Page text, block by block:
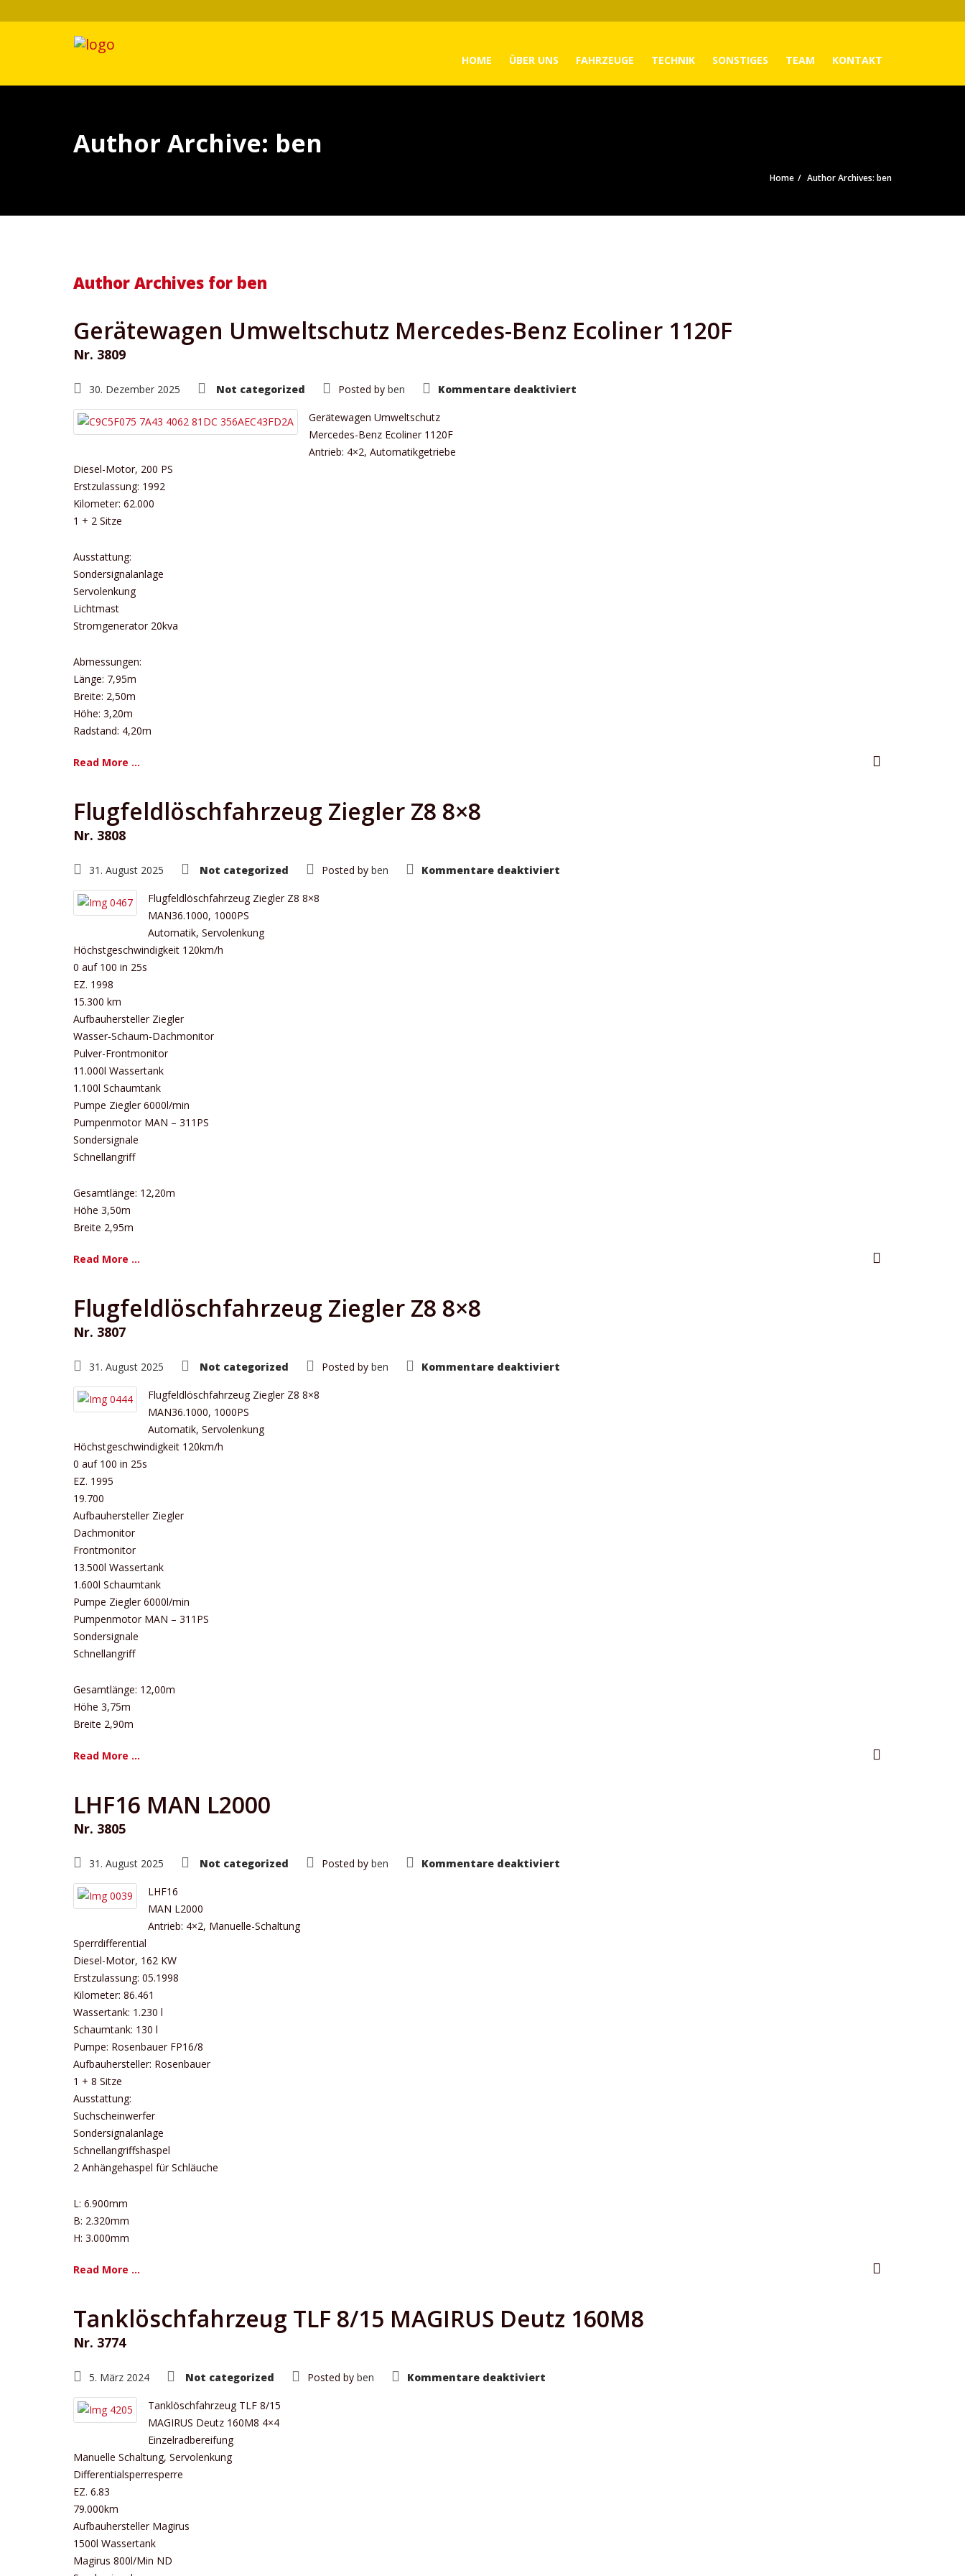
HOME ÜBER UNS FAHRZEUGE TECHNIK SONSTIGES TEAM KONTAKT
Author Archive: ben
Home Author Archives: ben
Author Archives for ben
Gerätewagen Umweltschutz Mercedes-Benz Ecoliner 1120F
Nr. 3809
30. Dezember 2025 Not categorized Posted by ben Kommentare deaktiviert
Gerätewagen Umweltschutz
Mercedes-Benz Ecoliner 1120F
Antrieb: 4×2, Automatikgetriebe
Diesel-Motor, 200 PS
Erstzulassung: 1992
Kilometer: 62.000
1 + 2 Sitze
Ausstattung:
Sondersignalanlage
Servolenkung
Lichtmast
Stromgenerator 20kva
Abmessungen:
Länge: 7,95m
Breite: 2,50m
Höhe: 3,20m
Radstand: 4,20m
Read More ...
Flugfeldlöschfahrzeug Ziegler Z8 8×8
Nr. 3808
31. August 2025 Not categorized Posted by ben Kommentare deaktiviert
Flugfeldlöschfahrzeug Ziegler Z8 8×8
MAN36.1000, 1000PS
Automatik, Servolenkung
Höchstgeschwindigkeit 120km/h
0 auf 100 in 25s
EZ. 1998
15.300 km
Aufbauhersteller Ziegler
Wasser-Schaum-Dachmonitor
Pulver-Frontmonitor
11.000l Wassertank
1.100l Schaumtank
Pumpe Ziegler 6000l/min
Pumpenmotor MAN – 311PS
Sondersignale
Schnellangriff
Gesamtlänge: 12,20m
Höhe 3,50m
Breite 2,95m
Read More ...
Flugfeldlöschfahrzeug Ziegler Z8 8×8
Nr. 3807
31. August 2025 Not categorized Posted by ben Kommentare deaktiviert
Flugfeldlöschfahrzeug Ziegler Z8 8×8
MAN36.1000, 1000PS
Automatik, Servolenkung
Höchstgeschwindigkeit 120km/h
0 auf 100 in 25s
EZ. 1995
19.700
Aufbauhersteller Ziegler
Dachmonitor
Frontmonitor
13.500l Wassertank
1.600l Schaumtank
Pumpe Ziegler 6000l/min
Pumpenmotor MAN – 311PS
Sondersignale
Schnellangriff
Gesamtlänge: 12,00m
Höhe 3,75m
Breite 2,90m
Read More ...
LHF16 MAN L2000
Nr. 3805
31. August 2025 Not categorized Posted by ben Kommentare deaktiviert
LHF16
MAN L2000
Antrieb: 4×2, Manuelle-Schaltung
Sperrdifferential
Diesel-Motor, 162 KW
Erstzulassung: 05.1998
Kilometer: 86.461
Wassertank: 1.230 l
Schaumtank: 130 l
Pumpe: Rosenbauer FP16/8
Aufbauhersteller: Rosenbauer
1 + 8 Sitze
Ausstattung:
Suchscheinwerfer
Sondersignalanlage
Schnellangriffshaspel
2 Anhängehaspel für Schläuche
L: 6.900mm
B: 2.320mm
H: 3.000mm
Read More ...
Tanklöschfahrzeug TLF 8/15 MAGIRUS Deutz 160M8
Nr. 3774
5. März 2024 Not categorized Posted by ben Kommentare deaktiviert
Tanklöschfahrzeug TLF 8/15
MAGIRUS Deutz 160M8 4×4
Einzelradbereifung
Manuelle Schaltung, Servolenkung
Differentialsperresperre
EZ. 6.83
79.000km
Aufbauhersteller Magirus
1500l Wassertank
Magirus 800l/Min ND